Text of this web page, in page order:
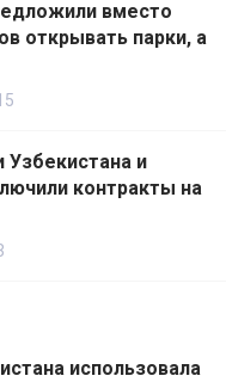
вместо
открывать парки, а
Узбекистана и
контракты на
использовала